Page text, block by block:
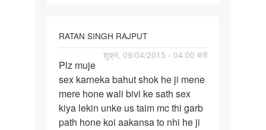
RATAN SINGH RAJPUT
शुक्र, 09/04/2015 - 04:00 बजे
Plz
muje
sex
karneka
bahut
Plz muje
sex karneka bahut shok he ji mene
mere hone wali bivi ke sath sex
kiya lekin unke us taim mc thi garb
path hone koi aakansa to nhi he ji